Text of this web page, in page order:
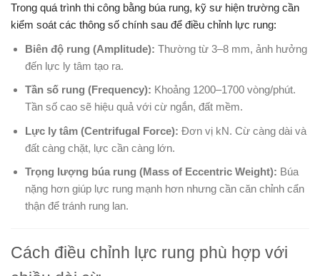
Trong quá trình thi công bằng búa rung, kỹ sư hiện trường cần
kiểm soát các thông số chính sau để điều chỉnh lực rung:
Biên độ rung (Amplitude): Thường từ 3–8 mm, ảnh hưởng
đến lực ly tâm tạo ra.
Tần số rung (Frequency): Khoảng 1200–1700 vòng/phút.
Tần số cao sẽ hiệu quả với cừ ngắn, đất mềm.
Lực ly tâm (Centrifugal Force): Đơn vị kN. Cừ càng dài và
đất càng chặt, lực cần càng lớn.
Trọng lượng búa rung (Mass of Eccentric Weight): Búa
nặng hơn giúp lực rung mạnh hơn nhưng cần căn chỉnh cẩn
thận để tránh rung lan.
Cách điều chỉnh lực rung phù hợp với